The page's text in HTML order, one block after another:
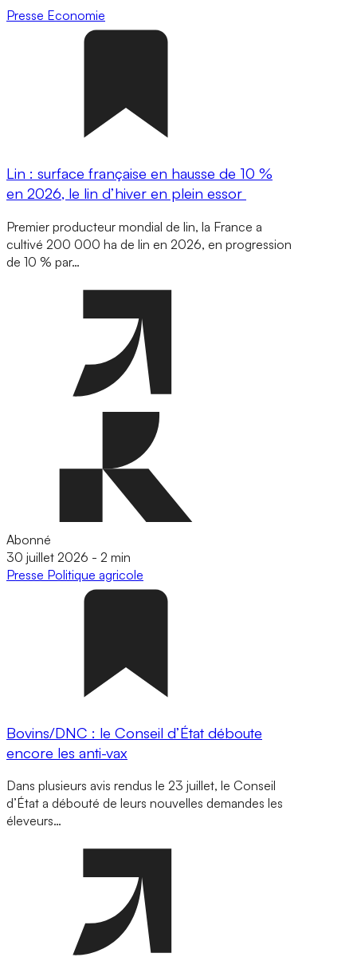
Presse Economie
Lin : surface française en hausse de 10 %
en 2026, le lin d’hiver en plein essor
Premier producteur mondial de lin, la France a
cultivé 200 000 ha de lin en 2026, en progression
de 10 % par…
Abonné
30 juillet 2026 - 2 min
Presse Politique agricole
Bovins/DNC : le Conseil d’État déboute
encore les anti-vax
Dans plusieurs avis rendus le 23 juillet, le Conseil
d’État a débouté de leurs nouvelles demandes les
éleveurs…